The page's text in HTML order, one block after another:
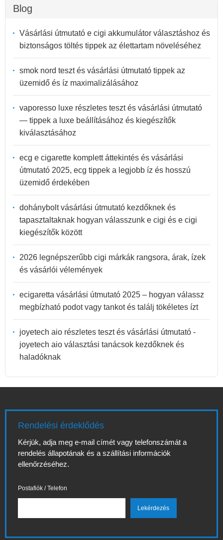
Blog
Vásárlási útmutató e cigi akkumulátor választáshoz és
biztonságos töltés tippek az élettartam növeléséhez
smok nord teszt és vásárlási útmutató tippek az
üzemidő és íz maximalizálásához
vaporesso luxe részletes teszt és vásárlási útmutató
— tippek a luxe beállításához és kiegészítők
kiválasztásához
ecg e cigarette komplett áttekintés és vásárlási
útmutató 2025, ecg tippek a legjobb íz és hosszú
üzemidő érdekében
dohánybolt vásárlási útmutató kezdőknek és
tapasztaltaknak hogyan válasszunk e cigi és e cigi
kiegészítők között
2026 legnépszerűbb cigi márkák rangsora, árak, ízek
és vásárlói vélemények
ecigaretta vásárlási útmutató 2025 – hogyan válassz
megbízható podot vagy tankot és találj tökéletes ízt
joyetech aio részletes teszt és vásárlási útmutató -
joyetech aio választási tanácsok kezdőknek és
haladóknak
Rendelési érdeklődés
Kérjük, adja meg e-mail címét vagy telefonszámát a
rendelés állapotának és a szállítási információk
ellenőrzéséhez.
Postafiók / Telefon